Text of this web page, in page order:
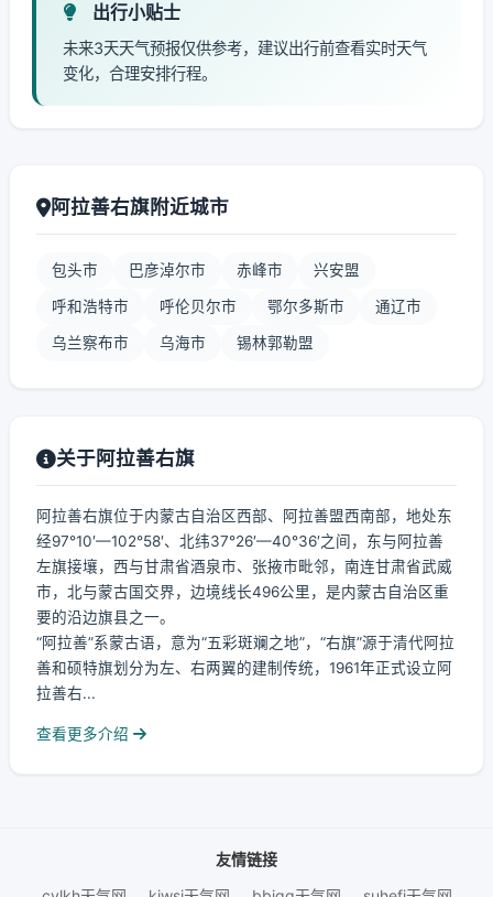
出行小贴士
未来3天天气预报仅供参考，建议出行前查看实时天气
变化，合理安排行程。
阿拉善右旗附近城市
包头市 巴彦淖尔市 赤峰市 兴安盟
呼和浩特市 呼伦贝尔市 鄂尔多斯市 通辽市
乌兰察布市 乌海市 锡林郭勒盟
关于阿拉善右旗
阿拉善右旗位于内蒙古自治区西部、阿拉善盟西南部，地处东
经97°10′—102°58′、北纬37°26′—40°36′之间，东与阿拉善
左旗接壤，西与甘肃省酒泉市、张掖市毗邻，南连甘肃省武威
市，北与蒙古国交界，边境线长496公里，是内蒙古自治区重
要的沿边旗县之一。
“阿拉善”系蒙古语，意为“五彩斑斓之地”，“右旗”源于清代阿拉
善和硕特旗划分为左、右两翼的建制传统，1961年正式设立阿
拉善右...
查看更多介绍
友情链接